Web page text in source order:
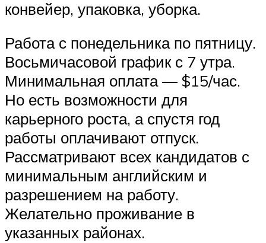
конвейер, упаковка, уборка.
Работа с понедельника по пятницу.
Восьмичасовой график с 7 утра.
Минимальная оплата — $15/час.
Но есть возможности для
карьерного роста, а спустя год
работы оплачивают отпуск.
Рассматривают всех кандидатов с
минимальным английским и
разрешением на работу.
Желательно проживание в
указанных районах.